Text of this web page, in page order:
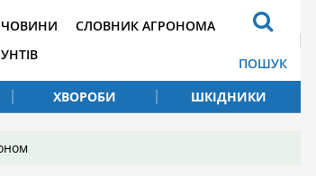
СЛОВНИК АГРОНОМА
ПОШУК
ХВОРОБИ ШКІДНИКИ